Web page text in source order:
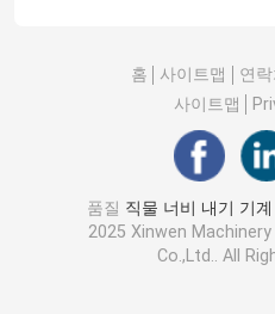
홈 사이트맵 연락
사이트맵
품질 직물 너비 내기 기계
2025 Xinwen
Co.,Ltd.. All